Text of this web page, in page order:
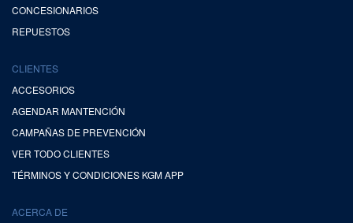
CONCESIONARIOS
REPUESTOS
CLIENTES
ACCESORIOS
AGENDAR MANTENCIÓN
CAMPAÑAS DE PREVENCIÓN
VER TODO CLIENTES
TÉRMINOS Y CONDICIONES KGM APP
ACERCA DE